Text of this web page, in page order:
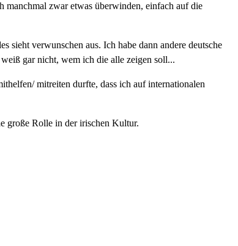
manchmal zwar etwas überwinden, einfach auf die
sieht verwunschen aus. Ich habe dann andere deutsche
gar nicht, wem ich die alle zeigen soll...
mitreiten durfte, dass ich auf internationalen
große Rolle in der irischen Kultur.